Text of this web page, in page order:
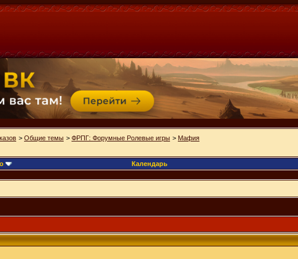
> Общие темы > ФРПГ: Форумные Ролевые игры > Мафия
Календарь